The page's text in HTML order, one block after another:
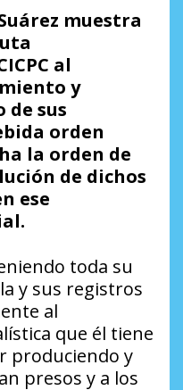
muestra
al
y
de sus
orden
la orden de
de dichos
ese
toda su
y sus registros
al
que él tiene
produciendo y
presos y a los